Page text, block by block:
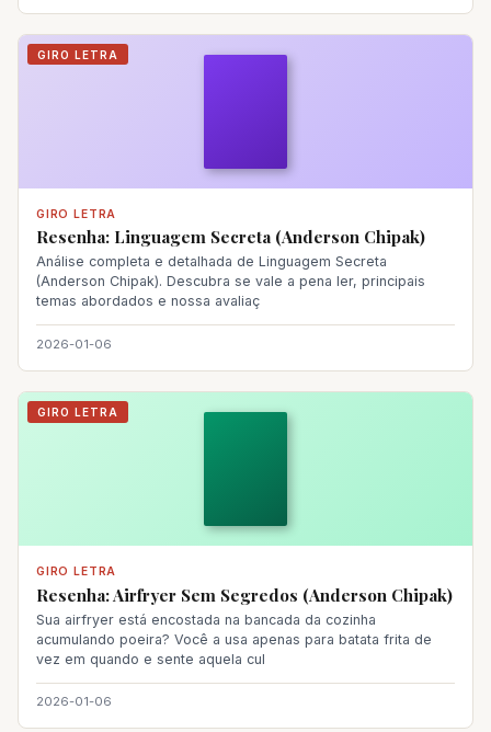
GIRO LETRA
GIRO LETRA
Resenha: Linguagem Secreta (Anderson Chipak)
Análise completa e detalhada de Linguagem Secreta
(Anderson Chipak). Descubra se vale a pena ler, principais
temas abordados e nossa avaliaç
2026-01-06
GIRO LETRA
GIRO LETRA
Resenha: Airfryer Sem Segredos (Anderson Chipak)
Sua airfryer está encostada na bancada da cozinha
acumulando poeira? Você a usa apenas para batata frita de
vez em quando e sente aquela cul
2026-01-06